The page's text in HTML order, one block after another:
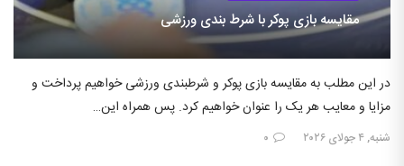
مقایسه بازی پوکر با شرط بندی ورزشی
در این مطلب به مقایسه بازی پوکر و شرطبندی ورزشی خواهیم پرداخت و
مزایا و معایب هر یک را عنوان خواهیم کرد. پس همراه این…
شنبه, ۴ جولای ۲۰۲۶ ۰